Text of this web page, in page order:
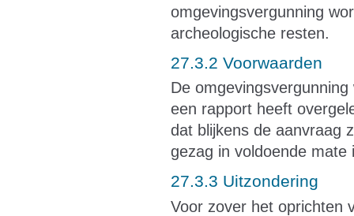
omgevingsvergunning
archeologische resten.
27.3.2 Voorwaarden
De
een rapport heeft
dat blijkens de aanvraag
gezag in voldoende mate
27.3.3 Uitzondering
Voor zover het oprichten